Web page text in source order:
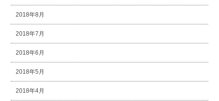
2018年8月
2018年7月
2018年6月
2018年5月
2018年4月